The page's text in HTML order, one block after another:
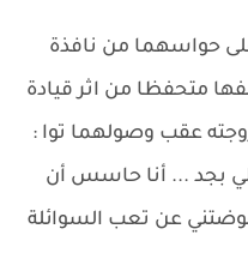
حواسهما من نافذة
متحفظا من اثر قيادة
عقب وصولهما توا :
بجد ... أنا حاسس أن
عن تعب السوائلة